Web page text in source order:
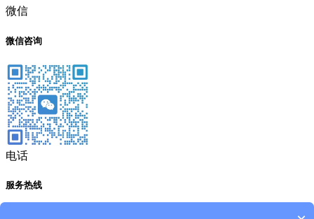
微信
微信咨询
电话
服务热线